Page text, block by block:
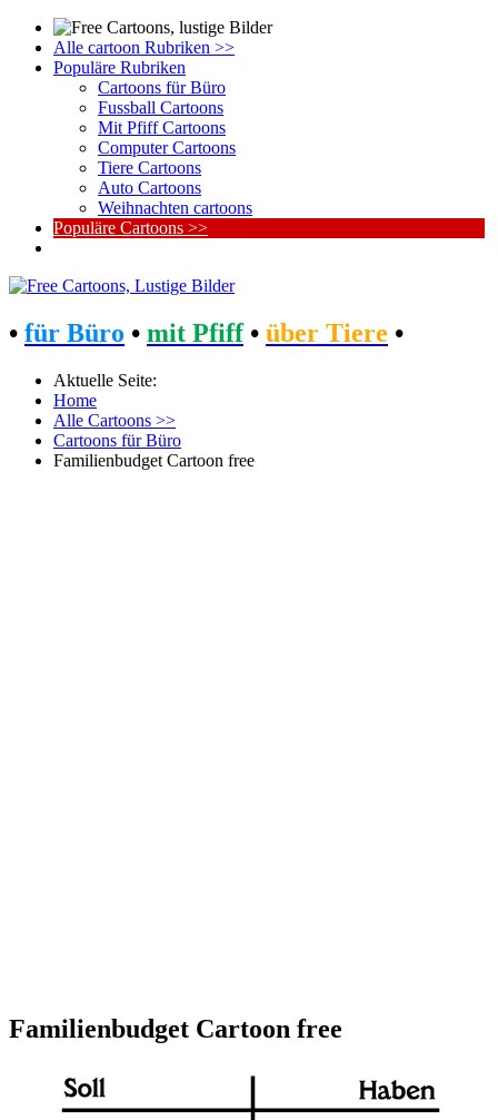
Alle cartoon Rubriken >>
Populäre Rubriken
Cartoons für Büro
Fussball Cartoons
Mit Pfiff Cartoons
Computer Cartoons
Tiere Cartoons
Auto Cartoons
Weihnachten cartoons
Populäre Cartoons >>
• für Büro • mit Pfiff• über Tiere •
Aktuelle Seite:
Home
Alle Cartoons >>
Cartoons für Büro
Familienbudget Cartoon free
Familienbudget Cartoon free